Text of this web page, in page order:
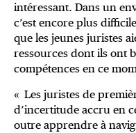
intéressant. Dans un
c’est encore plus
que les jeunes juristes
ressources dont ils ont
compétences en ce
« Les juristes de
d’incertitude accru en
outre apprendre à